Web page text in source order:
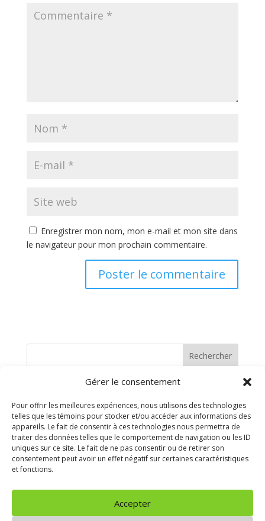
Gérer le consentement
Pour offrir les meilleures expériences, nous utilisons des technologies
telles que les témoins pour stocker et/ou accéder aux informations des
appareils. Le fait de consentir à ces technologies nous permettra de
traiter des données telles que le comportement de navigation ou les ID
uniques sur ce site. Le fait de ne pas consentir ou de retirer son
consentement peut avoir un effet négatif sur certaines caractéristiques
et fonctions.
Accepter
Enregistrer mon nom, mon e-mail et mon site dans
le navigateur pour mon prochain commentaire.
Rechercher
Recent Comments
Aucun commentaire à afficher.
Archives
Aucune archive à afficher.